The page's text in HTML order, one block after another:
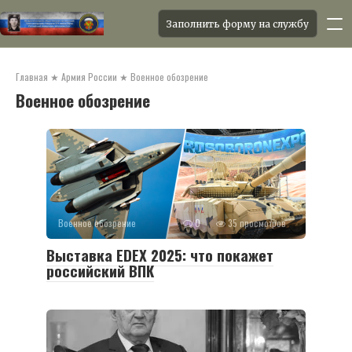
Заполнить форму на службу
Главная ★ Армия России ★ Военное обозрение
Военное обозрение
Военное обозрение 0 35 просмотров
Выставка EDEX 2025: что покажет
российский ВПК